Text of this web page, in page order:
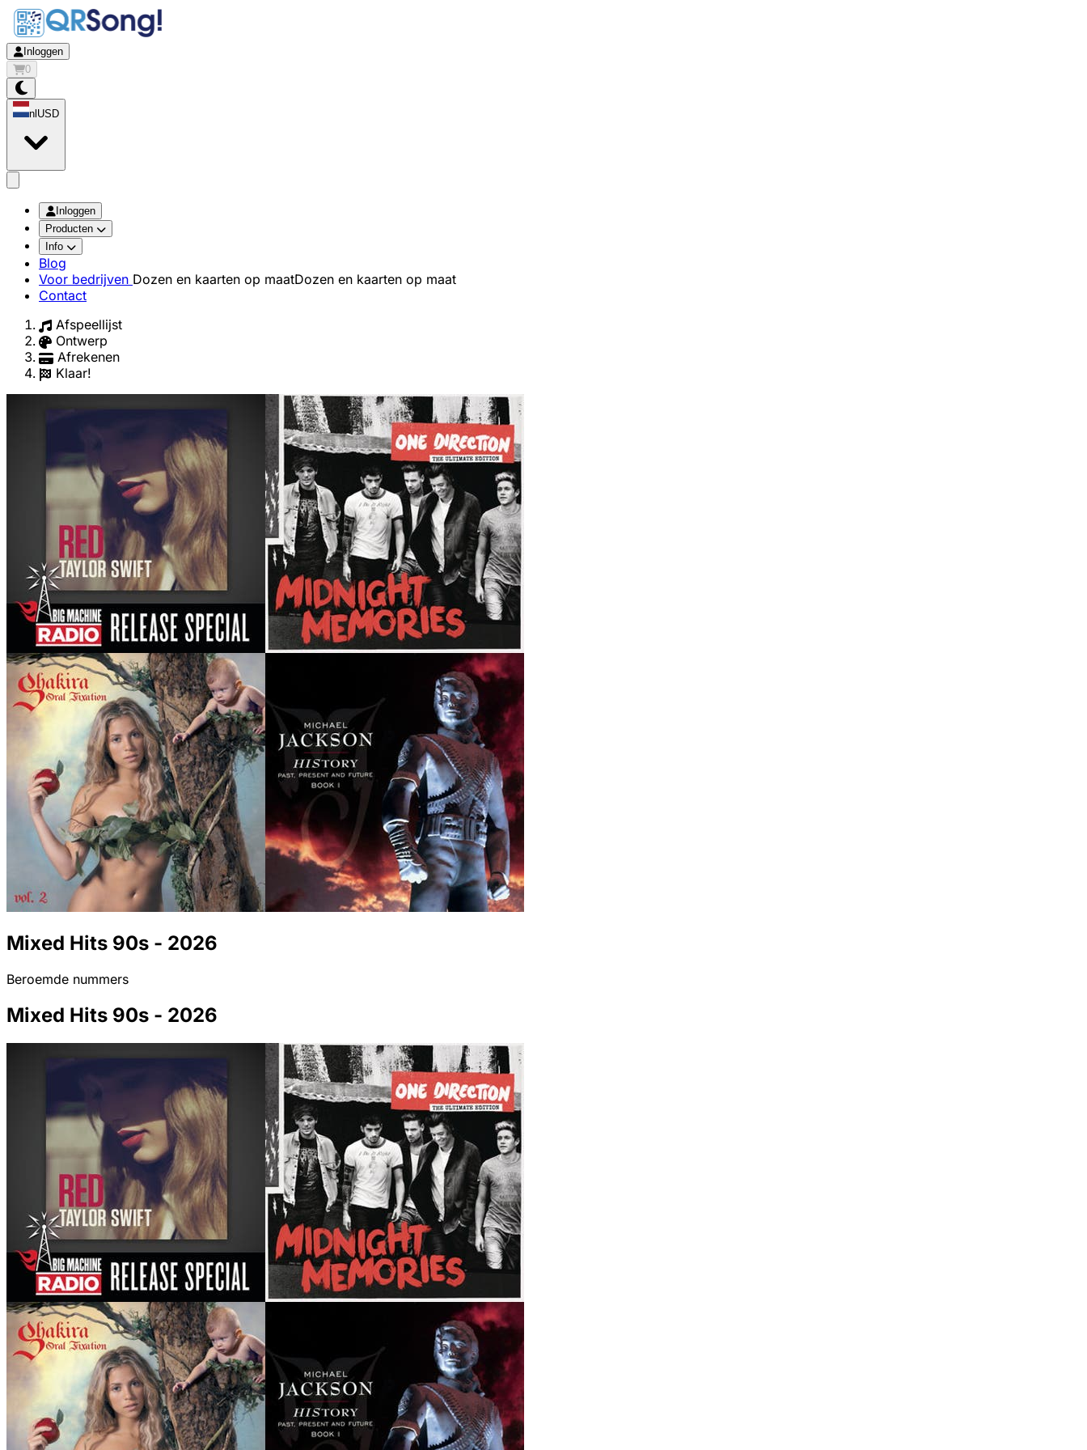
Inloggen
0
nl USD
Inloggen
Producten
Info
Blog
Voor bedrijven Dozen en kaarten op maatDozen en kaarten op maat
Contact
Afspeellijst
Ontwerp
Afrekenen
Klaar!
Mixed Hits 90s - 2026
Beroemde nummers
Mixed Hits 90s - 2026